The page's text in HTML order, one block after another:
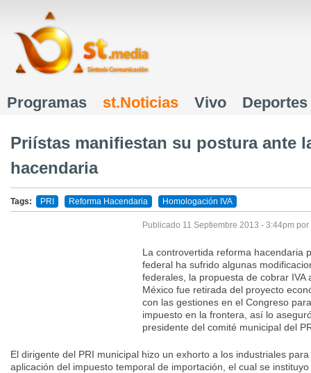
Menú principal
Programas st.Noticias Vivo Deportes
Priístas manifiestan su postura ante
hacendaria
Tags: PRI Reforma Hacendaria Homologación IVA
Publicado 11 Septiembre 2013 - 3:44pm por
La controvertida reforma hacendaria
federal ha sufrido algunas
federales, la propuesta de cobrar IVA
México fue retirada del proyecto
con las gestiones en el Congreso
impuesto en la frontera, así lo
presidente del comité municipal del
El dirigente del PRI municipal hizo un exhorto a los industriales
aplicación del impuesto temporal de importación, el cual se